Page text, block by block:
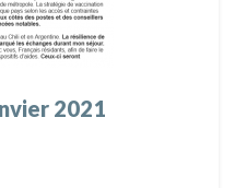
2021